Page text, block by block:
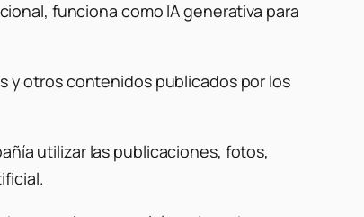
funciona como IA generativa para
y otros contenidos publicados por los
utilizar las publicaciones, fotos,